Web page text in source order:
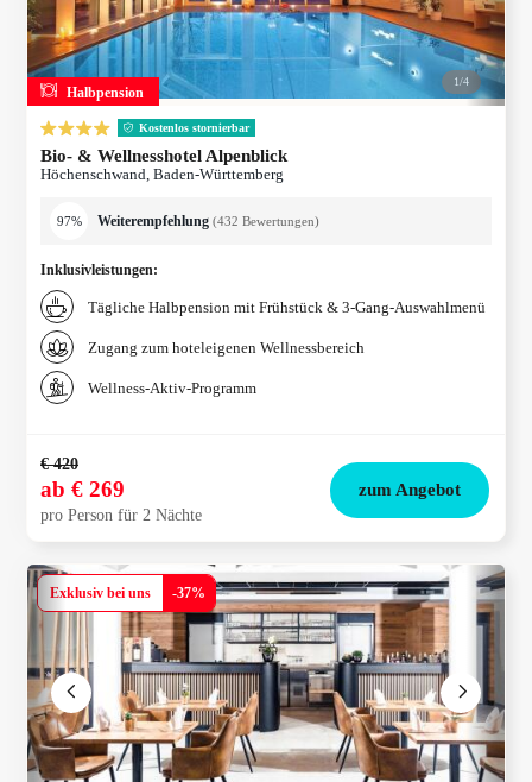
Halbpension
1/4
Kostenlos stornierbar
Bio- & Wellnesshotel Alpenblick
Höchenschwand, Baden-Württemberg
97% Weiterempfehlung (432 Bewertungen)
Inklusivleistungen:
Tägliche Halbpension mit Frühstück & 3-Gang-Auswahlmenü
Zugang zum hoteleigenen Wellnessbereich
Wellness-Aktiv-Programm
€ 420
ab € 269
pro Person für 2 Nächte
zum Angebot
Exklusiv bei uns -37%